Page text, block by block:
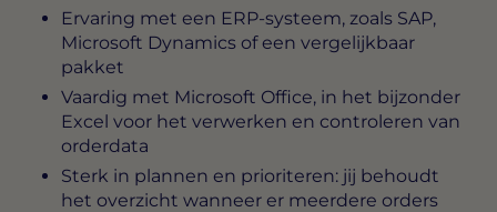
Ervaring met een ERP-systeem, zoals SAP,
Microsoft Dynamics of een vergelijkbaar
pakket
Vaardig met Microsoft Office, in het bijzonder
Excel voor het verwerken en controleren van
orderdata
Sterk in plannen en prioriteren: jij behoudt
het overzicht wanneer er meerdere orders